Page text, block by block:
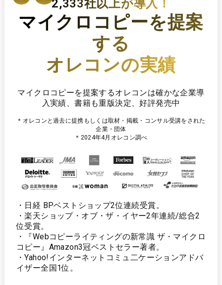
2,333社以上が導入！
マイクロコピーを提案
する
オレコンの実績
マイクロコピーを提案するオレコンは確かな企業導
入実績、書籍も重版決定、好評発売中
＊オレコンと過去に提携もしくは取材・掲載・ コンサル受講をされた
企業・団体
＊2024年4月オレコン調べ
・日経 BPベストショップ2位連続受賞。
・楽天ショップ・オブ・ザ・イヤー2年連続/総合2
位受賞。
・『Webコピーライティングの新常識 ザ・マイクロ
コピー』Amazon3冠ベストセラー著者。
・Yahoo!インターネットコミュ二ケーションアドバ
イザー全国1位。